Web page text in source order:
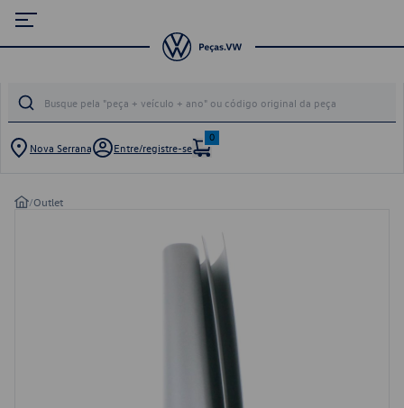
Nova Serrana Entre/registre-se
0
/Outlet